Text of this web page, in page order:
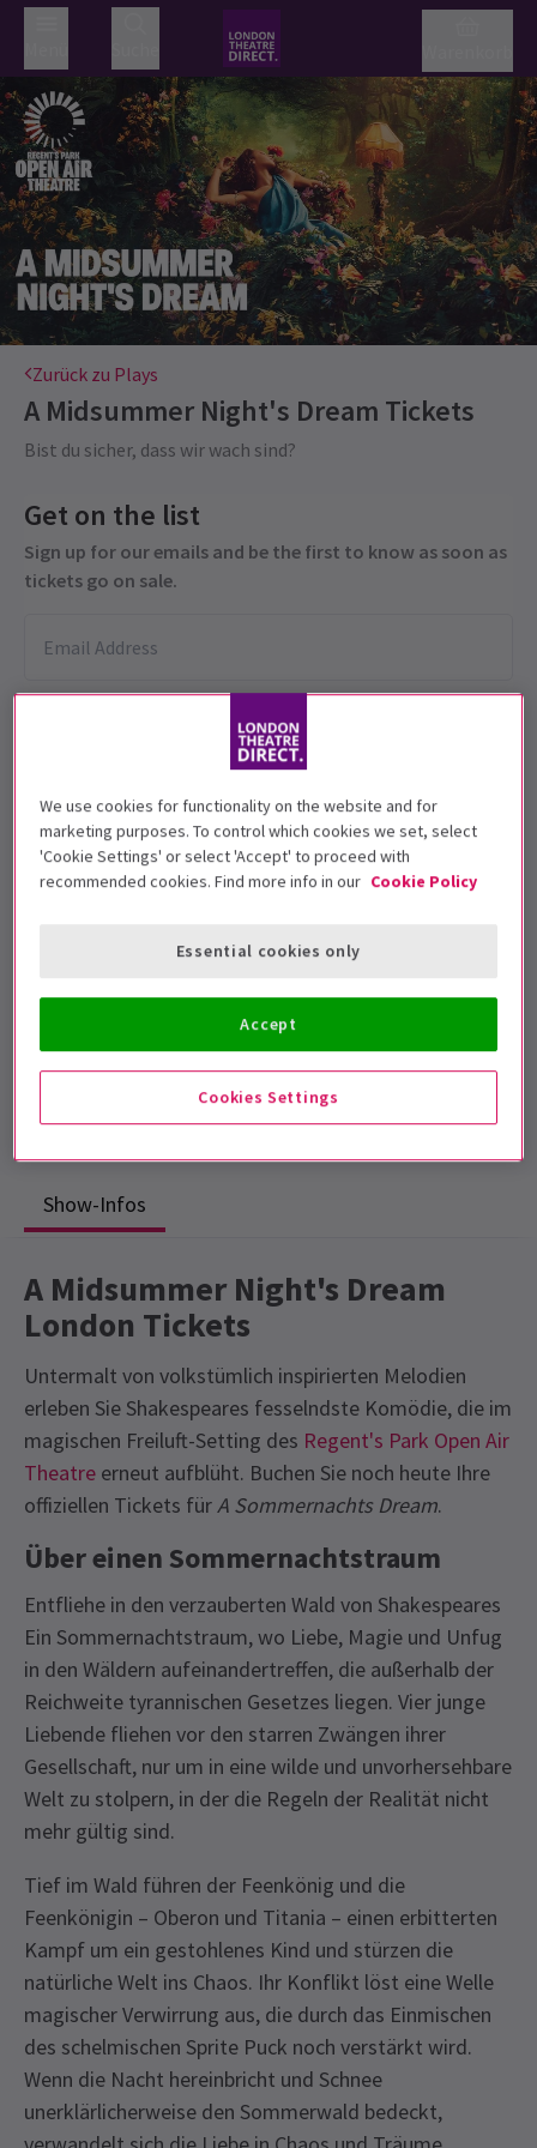
Zurück zu Plays
A Midsummer Night's Dream Tickets
Bist du sicher, dass wir wach sind?
Get on the list
Sign up for our emails and be the first to know as soon as
tickets go on sale.
Diese Produktion wird für 10+ Jahre
empfohlen
20 June - 18 July 2026
Laufzeit: Approximately 2 hours and 40
Show-Infos
A Midsummer Night's Dream
London Tickets
Untermalt von volkstümlich inspirierten Melodien
erleben Sie Shakespeares fesselndste Komödie, die im
magischen Freiluft-Setting des Regent's Park Open Air
Theatre erneut aufblüht. Buchen Sie noch heute Ihre
offiziellen Tickets fürA Sommernachts Dream.
Über einen Sommernachtstraum
Entfliehe in den verzauberten Wald von Shakespeares
Ein Sommernachtstraum, wo Liebe, Magie und Unfug
in den Wäldern aufeinandertreffen, die außerhalb der
Reichweite tyrannischen Gesetzes liegen. Vier junge
Liebende fliehen vor den starren Zwängen ihrer
Gesellschaft, nur um in eine wilde und unvorhersehbare
Welt zu stolpern, in der die Regeln der Realität nicht
mehr gültig sind.
Tief im Wald führen der Feenkönig und die
Feenkönigin – Oberon und Titania – einen erbitterten
Kampf um ein gestohlenes Kind und stürzen die
natürliche Welt ins Chaos. Ihr Konflikt löst eine Welle
magischer Verwirrung aus, die durch das Einmischen
des schelmischen Sprite Puck noch verstärkt wird.
Wenn die Nacht hereinbricht und Schnee
unerklärlicherweise den Sommerwald bedeckt,
We use cookies for functionality on the website and for
marketing purposes. To control which cookies we set, select
'Cookie Settings' or select 'Accept' to proceed with
recommended cookies. Find more info in our Cookie Policy
Cookies Settings
Essential cookies only
Accept